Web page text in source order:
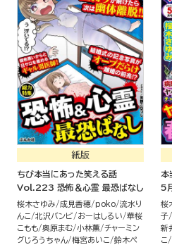
紙版
ちび本当にあった笑える話
Vol.223 恐怖＆心霊 最恐ばなし
桜木さゆみ 成見香穂 poko 流水り
んこ
北沢バンビ おーはしるい
華桜
こもも 奥原まむ 小林薫 チャーミン
グじろうちゃん 梅宮あいこ
鈴木ぺ
本
5
桜
子
新
こ